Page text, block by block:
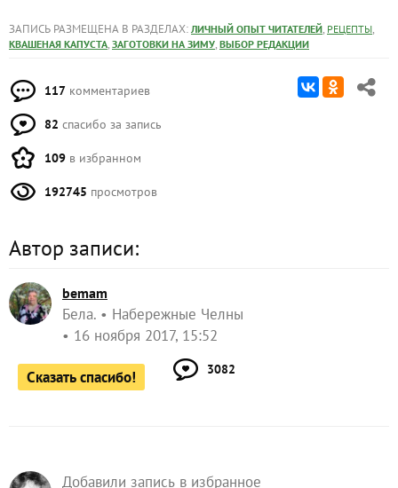
ЗАПИСЬ РАЗМЕЩЕНА В РАЗДЕЛАХ: ЛИЧНЫЙ ОПЫТ ЧИТАТЕЛЕЙ, РЕЦЕПТЫ,
КВАШЕНАЯ КАПУСТА, ЗАГОТОВКИ НА ЗИМУ, ВЫБОР РЕДАКЦИИ
117 комментариев
82 спасибо за запись
109 в избранном
192745 просмотров
Автор записи:
bemam
Бела.
Набережные Челны
16 ноября 2017, 15:52
Сказать спасибо! 3082
Добавили запись в избранное